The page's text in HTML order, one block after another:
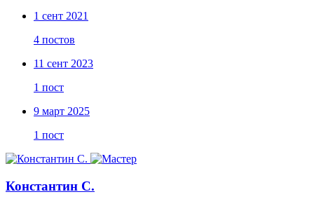
1 сент 2021
4 постов
11 сент 2023
1 пост
9 март 2025
1 пост
Константин С.